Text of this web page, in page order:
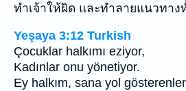
ทำเจ้าให้ผิด และทำลายแนวทาง
Yeşaya 3:12 Turkish
Çocuklar halkımı eziyor,
Kadınlar onu yönetiyor.
Ey halkım, sana yol gösterenler